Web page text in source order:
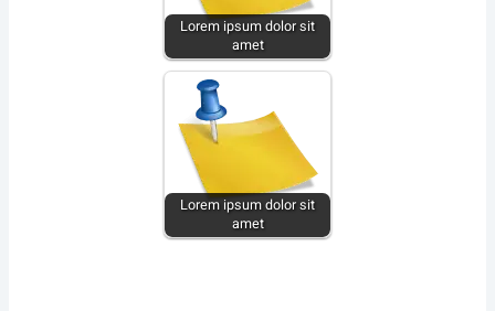
Lorem ipsum dolor sit
amet
Lorem ipsum dolor sit
amet